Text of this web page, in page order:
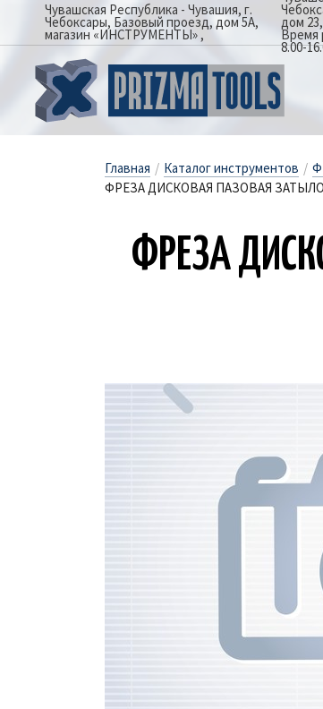
Чувашская Республика - Чувашия, г.
Чебоксары, Базовый проезд, дом 5А,
магазин «ИНСТРУМЕНТЫ»
дом
Время
8.00-
Главная / Каталог инструментов /
ФРЕЗА ДИСКОВАЯ ПАЗОВАЯ
ФРЕ­ЗА